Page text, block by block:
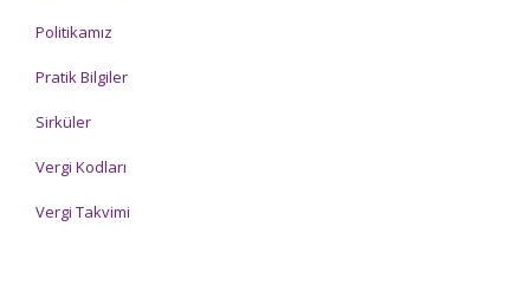
Politikamız
Pratik Bilgiler
Sirküler
Vergi Kodları
Vergi Takvimi